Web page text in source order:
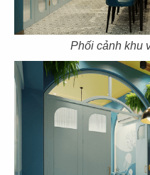
Phối cảnh khu
BẮC KIM THANG
CN Marina IFC
55
BẮC KIM THANG